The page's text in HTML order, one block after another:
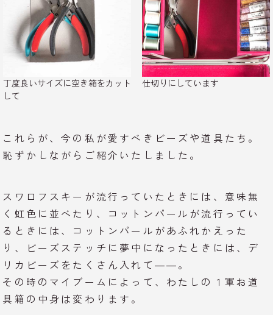
丁度良いサイズに空き箱をカット
して
仕切りにしています
これらが、今の私が愛すべきビーズや道具たち。
恥ずかしながらご紹介いたしました。
スワロフスキーが流行っていたときには、意味無
く虹色に並べたり、コットンパールが流行ってい
るときには、コットンパールがあふれかえった
り、ビーズステッチに夢中になったときには、デ
リカビーズをたくさん入れて――。
その時のマイブームによって、わたしの１軍お道
具箱の中身は変わります。